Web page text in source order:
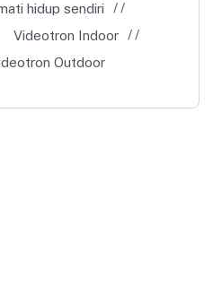
hidup sendiri
Videotron Indoor
Outdoor